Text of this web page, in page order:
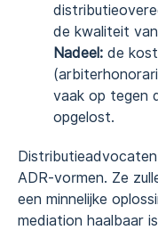
de kwaliteit
Nadeel: de
vaak op tegen
opgelost.
ADR-vormen. Ze
een minnelijke
mediation haalbaar